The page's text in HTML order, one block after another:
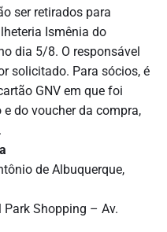
ser retirados para
Ismênia do
dia 5/8. O responsável
solicitado. Para sócios, é
GNV em que foi
do voucher da compra,
de Albuquerque,
Shopping – Av.